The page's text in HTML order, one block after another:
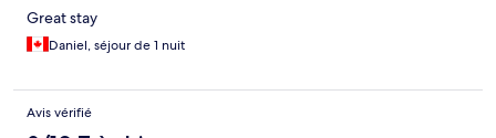
Great stay
Daniel, séjour de 1 nuit
Avis vérifié